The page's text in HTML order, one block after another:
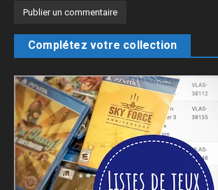
Complétez votre collection